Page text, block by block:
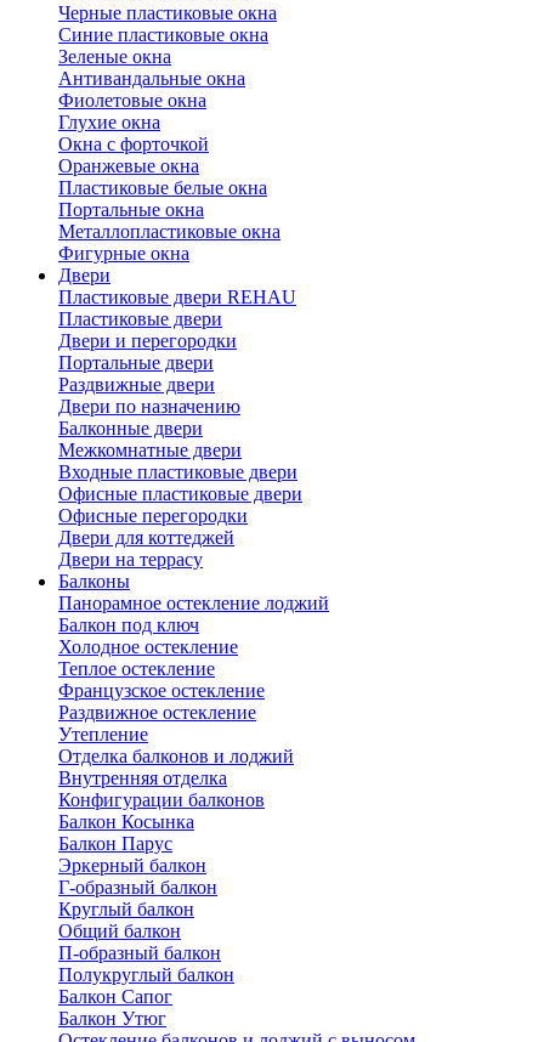
Черные пластиковые окна
Синие пластиковые окна
Зеленые окна
Антивандальные окна
Фиолетовые окна
Глухие окна
Окна с форточкой
Оранжевые окна
Пластиковые белые окна
Портальные окна
Металлопластиковые окна
Фигурные окна
Двери
Пластиковые двери REHAU
Пластиковые двери
Двери и перегородки
Портальные двери
Раздвижные двери
Двери по назначению
Балконные двери
Межкомнатные двери
Входные пластиковые двери
Офисные пластиковые двери
Офисные перегородки
Двери для коттеджей
Двери на террасу
Балконы
Панорамное остекление лоджий
Балкон под ключ
Холодное остекление
Теплое остекление
Французское остекление
Раздвижное остекление
Утепление
Отделка балконов и лоджий
Внутренняя отделка
Конфигурации балконов
Балкон Косынка
Балкон Парус
Эркерный балкон
Г-образный балкон
Круглый балкон
Общий балкон
П-образный балкон
Полукруглый балкон
Балкон Сапог
Балкон Утюг